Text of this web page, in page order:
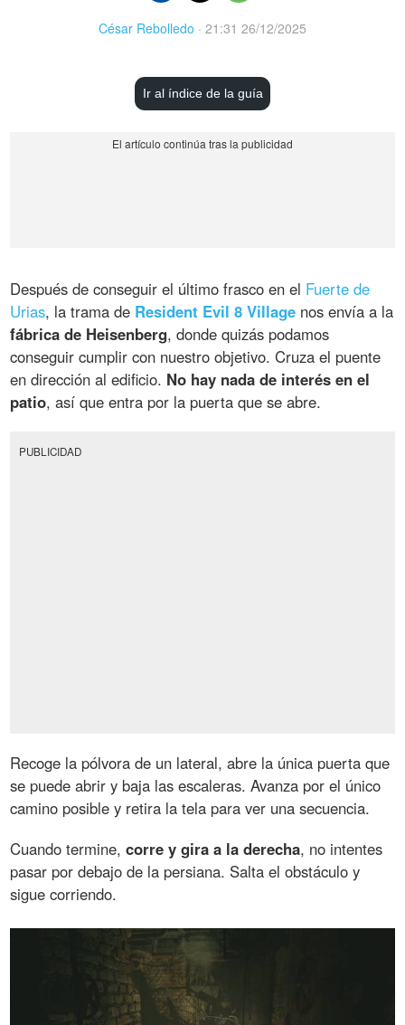
César Rebolledo · 21:31 26/12/2025
Ir al índice de la guía
Después de conseguir el último frasco en el Fuerte de
Urias, la trama de Resident Evil 8 Village nos envía a la
fábrica de Heisenberg, donde quizás podamos
conseguir cumplir con nuestro objetivo. Cruza el puente
en dirección al edificio. No hay nada de interés en el
patio, así que entra por la puerta que se abre.
PUBLICIDAD
Recoge la pólvora de un lateral, abre la única puerta que
se puede abrir y baja las escaleras. Avanza por el único
camino posible y retira la tela para ver una secuencia.
Cuando termine,corre y gira a la derecha, no intentes
pasar por debajo de la persiana. Salta el obstáculo y
sigue corriendo.